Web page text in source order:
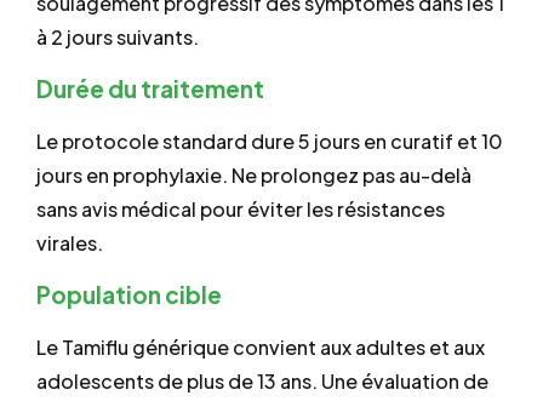
à 2 jours suivants.
Durée du traitement
Le protocole standard dure 5 jours en curatif et 10
jours en prophylaxie. Ne prolongez pas au-delà
sans avis médical pour éviter les résistances
virales.
Population cible
Le Tamiflu générique convient aux adultes et aux
adolescents de plus de 13 ans. Une évaluation de